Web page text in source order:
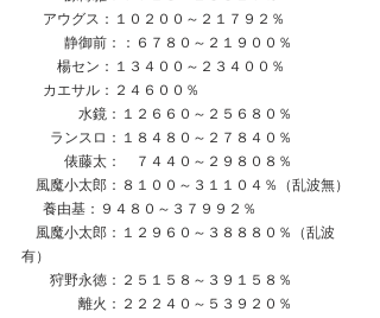
  　アウグス：１０２００～２１７９２％
静御前：：６７８０～２１９００％
楊セン：１３４００～２３４００％
カエサル：２４６００％
水鏡：１２６６０～２５６８０％
ランスロ：１８４８０～２７８４０％
俵藤太：　７４４０～２９８０８％
風魔小太郎：８１００～３１１０４％（乱波無）
      養由基：９４８０～３７９９２％
風魔小太郎：１２９６０～３８８８０％（乱波
有）
狩野永徳：２５１５８～３９１５８％
離火：２２２４０～５３９２０％